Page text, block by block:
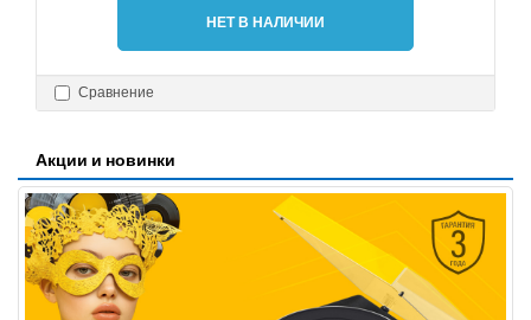
НЕТ В НАЛИЧИИ
Сравнение
Акции и новинки